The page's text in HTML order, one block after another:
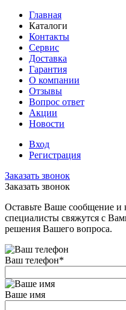
Главная
Каталоги
Контакты
Сервис
Доставка
Гарантия
О компании
Отзывы
Вопрос ответ
Акции
Новости
Вход
Регистрация
Заказать звонок
Заказать звонок
Оставьте Ваше сообщение
специалисты свяжутся с
решения Вашего вопроса.
Ваш телефон*
Ваше имя